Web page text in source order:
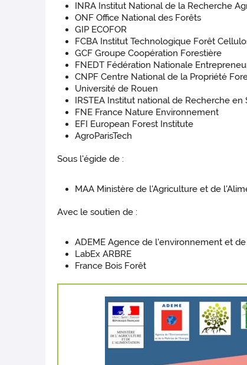
INRA Institut National de la Recherche
ONF Office National des Forêts
GIP ECOFOR
FCBA Institut Technologique Forêt
GCF Groupe Coopération Forestière
FNEDT Fédération Nationale
CNPF Centre National de la Propriété
Université de Rouen
IRSTEA Institut national de Recherche
FNE France Nature Environnement
EFI European Forest Institute
AgroParisTech
Sous l'égide de :
MAA Ministère de l'Agriculture et de
Avec le soutien de :
ADEME Agence de l'environnement et
LabEx ARBRE
France Bois Forêt